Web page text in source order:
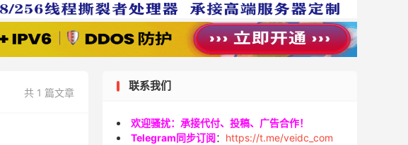
共 1 篇文章
联系我们
欢迎骚扰：承接代付、投稿、广告合作！
Telegram同步订阅： https://t.me/veidc_com